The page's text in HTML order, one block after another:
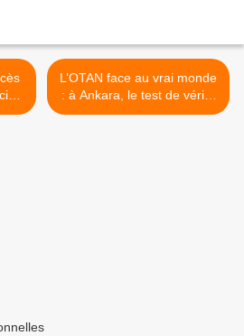
L’OTAN face au vrai monde
: à Ankara, le test de vérité
de l’Alliance. >